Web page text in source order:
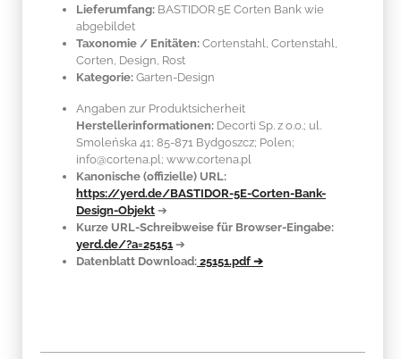
Lieferumfang: BASTIDOR 5E Corten Bank wie
abgebildet
Taxonomie / Enitäten: Cortenstahl , Cortenstahl,
Corten, Design, Rost
Kategorie: Garten-Design
Angaben zur Produktsicherheit
Herstellerinformationen: Decorti Sp. z o.o.; ul.
Smoleńska 41; 85-871 Bydgoszcz; Polen;
info@cortena.pl; www.cortena.pl
Kanonische (offizielle) URL:
https://yerd.de/BASTIDOR-5E-Corten-Bank-
Design-Objekt ➔
Kurze URL-Schreibweise für Browser-Eingabe:
yerd.de/?a=25151 ➔
Datenblatt Download: 25151.pdf ➔